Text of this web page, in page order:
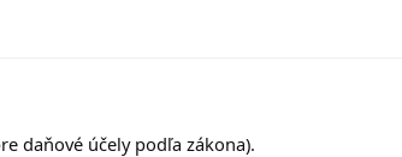
daňové účely podľa zákona).